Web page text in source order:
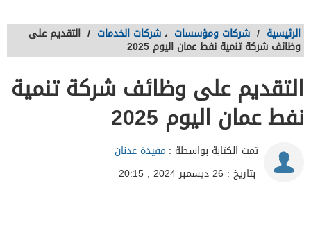
الرئيسية / شركات ومؤسسات ، شركات الخدمات / التقديم على
وظائف شركة تنمية نفط عمان اليوم 2025
التقديم على وظائف شركة تنمية
نفط عمان اليوم 2025
تمت الكتابة بواسطة : مفيدة عدنان
بتاريخ : 26 ديسمبر 2024 , 20:15